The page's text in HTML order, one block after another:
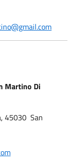
Martino Di
45030 San